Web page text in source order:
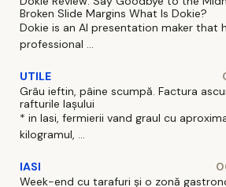
Broken Slide Margins What Is Dokie?
Dokie is an AI presentation maker that
professional ...
UTILE
Grâu ieftin, pâine scumpă. Factura
rafturile Iașului
* in Iasi, fermierii vand graul cu
kilogramul, ...
IASI
Week-end cu tarafuri și o zonă